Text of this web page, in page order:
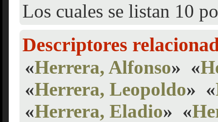
Los cuales se listan 10
Descriptores
«Herrera, Alfonso» «
«Herrera, Leopoldo» «
«Herrera, Eladio» «